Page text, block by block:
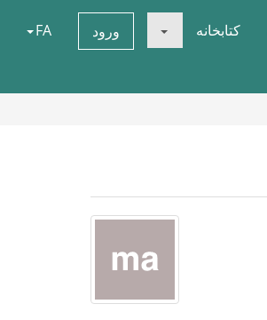
کتابخانه ورود FA